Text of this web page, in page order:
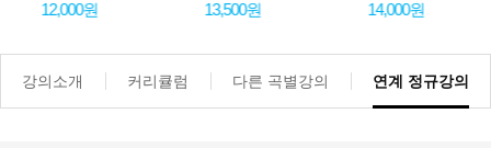
12,000원 13,500원 14,000원
강의소개 커리큘럼 다른 곡별강의 연계 정규강의